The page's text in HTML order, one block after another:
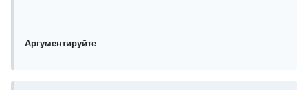
Аргументируйте.